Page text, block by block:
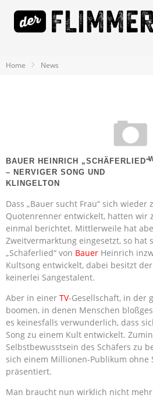
Home News
BAUER HEINRICH „SCHÄFERLIED“
– NERVIGER SONG UND
KLINGELTON
Dass „Bauer sucht Frau“ sich wieder
Quotenrenner entwickelt, hatten wir
einmal berichtet. Mittlerweile hat
Zweitvermarktung eingesetzt, so hat
„Schäferlied“ von Bauer Heinrich
Kultsong entwickelt, dabei besitzt
keinerlei Sangestalent.
Aber in einer TV-Gesellschaft, in der
boomen, in denen Menschen
es keinesfalls verwunderlich, dass
Song zu einem Kult entwickelt.
Selbstbewusstsein des Schäfers zu
sich einem Millionen-Publikum ohne
präsentiert.
Man braucht nun wirklich nicht